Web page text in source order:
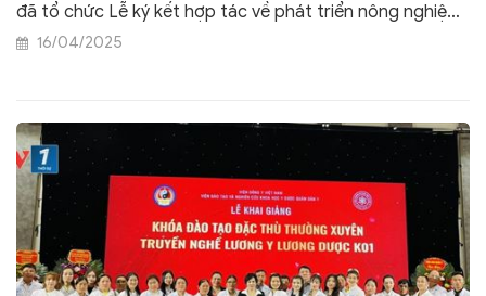
đã tổ chức Lễ ký kết hợp tác về phát triển nông nghiệp
hữu cơ, kinh tế tuần hoàn, chuỗi giá trị Quế Lâm.
khỏe cho người dân.
16/04/2025